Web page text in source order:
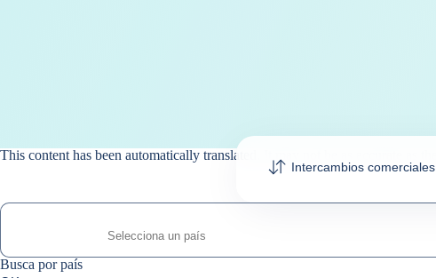
This content has been automatically translated. It may not be as accurate as the
Intercambios comerciales
Busca por país